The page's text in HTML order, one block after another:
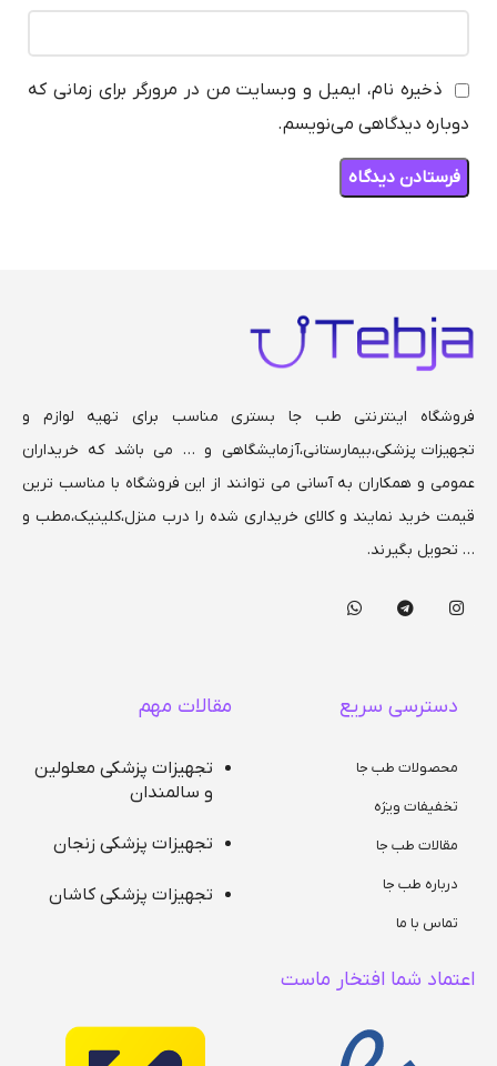
ذخیره نام، ایمیل و وبسایت من در مرورگر برای زمانی که
دوباره دیدگاهی می‌نویسم.
فروشگاه اینترنتی طب جا بستری مناسب برای تهیه لوازم و
تجهیزات پزشکی،بیمارستانی،آزمایشگاهی و … می باشد که خریداران
عمومی و همکاران به آسانی می توانند از این فروشگاه با مناسب ترین
قیمت خرید نمایند و کالای خریداری شده را درب منزل،کلینیک،مطب و
… تحویل بگیرند.
دسترسی سریع
محصولات طب جا
تخفیفات ویژه
مقالات طب جا
درباره طب جا
تماس با ما
مقالات مهم
تجهیزات پزشکی معلولین
و سالمندان
تجهیزات پزشکی زنجان
تجهیزات پزشکی کاشان
اعتماد شما افتخار ماست